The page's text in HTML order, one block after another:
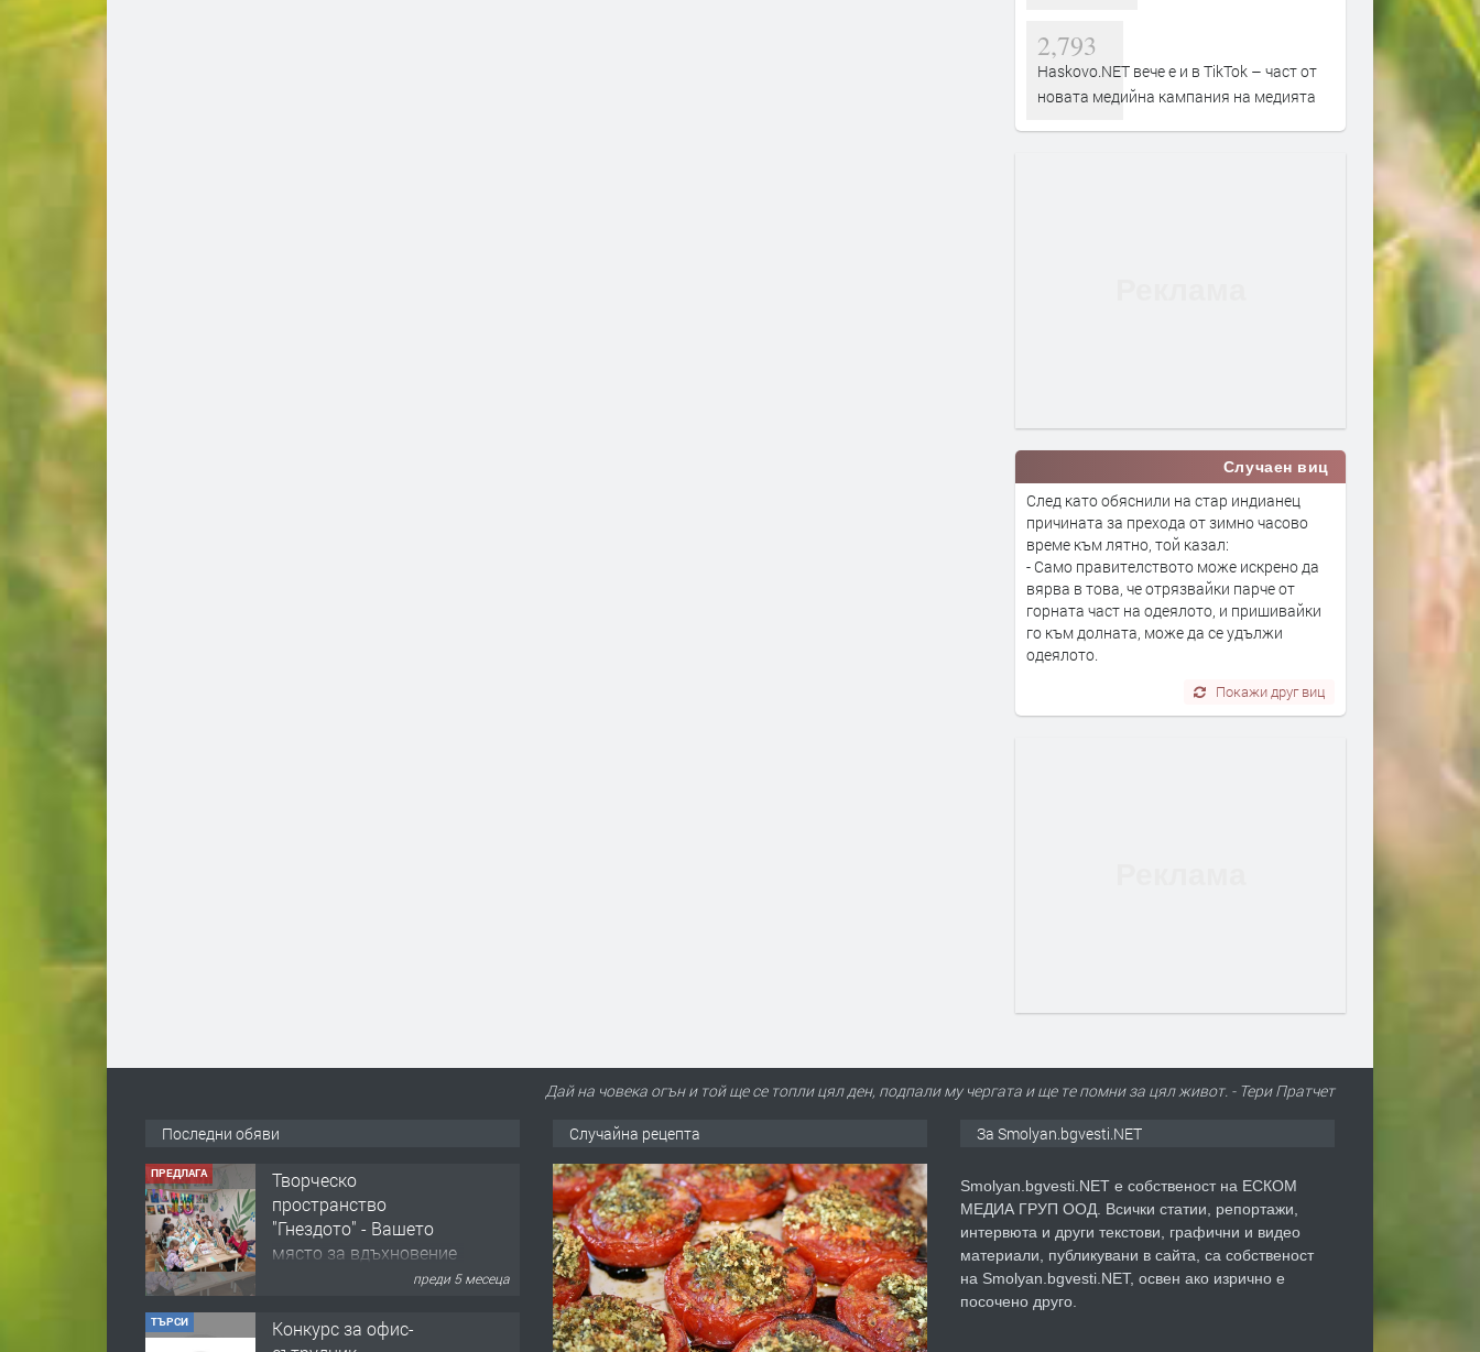
2,793
Haskovo.NET вече е и в TikTok – част от
новата медийна кампания на медията
Случаен виц
След като обяснили на стар индианец
причината за прехода от зимно часово
време към лятно, той казал:
- Само правителството може искрено да
вярва в това, че отрязвайки парче от
горната част на одеялото, и пришивайки
го към долната, може да се удължи
одеялото.
Покажи друг виц
Дай на човека огън и той ще се топли цял ден, подпали му чергата и ще те помни за цял живот. - Тери Пратчет
Последни обяви
ПРЕДЛАГА
Творческо
пространство
"Гнездото" - Вашето
място за вдъхновение
преди 5 месеца
ТЪРСИ
Конкурс за офис-
Случайна рецепта За Smolyan.bgvesti.NET
Smolyan.bgvesti.NET е собственост на ЕСКОМ
МЕДИА ГРУП ООД. Всички статии, репортажи,
интервюта и други текстови, графични и видео
материали, публикувани в сайта, са собственост
на Smolyan.bgvesti.NET, освен ако изрично е
посочено друго.